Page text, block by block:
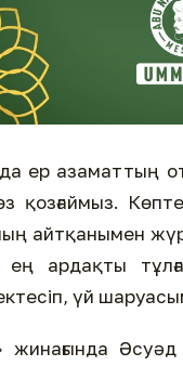
ер азаматтың
қозғаймыз.
айтқанымен
ардақты
үй
жинағында